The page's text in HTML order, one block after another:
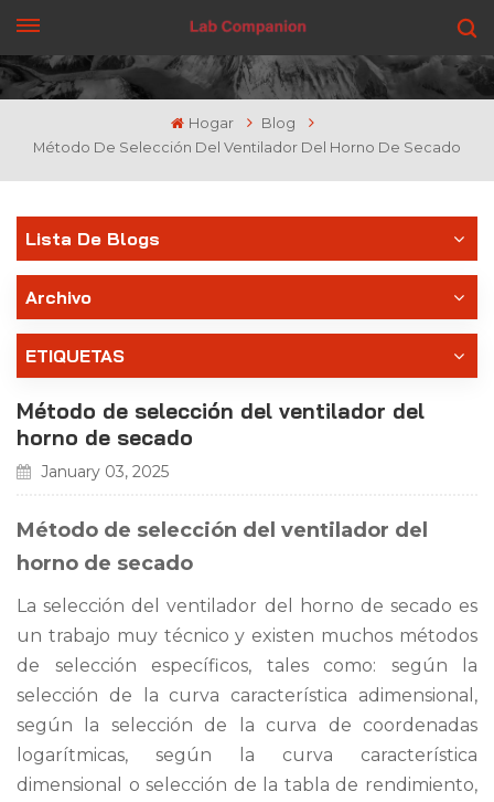
CONSIGUE UNA COTIZACIÓN
Hogar
Blog
Método De Selección Del Ventilador Del Horno De Secado
Lista De Blogs
Archivo
ETIQUETAS
Método de selección del ventilador del
horno de secado
January 03, 2025
Método de selección del ventilador del
horno de secado
La selección del ventilador del horno de secado es
un trabajo muy técnico y existen muchos métodos
de selección específicos, tales como: según la
selección de la curva característica adimensional,
según la selección de la curva de coordenadas
logarítmicas, según la curva característica
dimensional o selección de la tabla de rendimiento,